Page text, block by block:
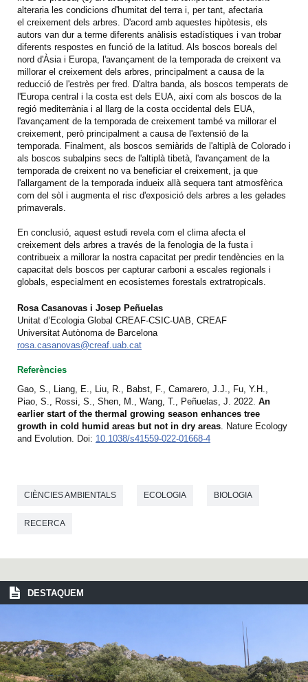
alteraria les condicions d'humitat del terra i, per tant, afectaria
el creixement dels arbres. D'acord amb aquestes hipòtesis, els
autors van dur a terme diferents anàlisis estadístiques i van trobar
diferents respostes en funció de la latitud. Als boscos boreals del
nord d'Àsia i Europa, l'avançament de la temporada de creixent va
millorar el creixement dels arbres, principalment a causa de la
reducció de l'estrès per fred. D'altra banda, als boscos temperats de
l'Europa central i la costa est dels EUA, així com als boscos de la
regió mediterrània i al llarg de la costa occidental dels EUA,
l'avançament de la temporada de creixement també va millorar el
creixement, però principalment a causa de l'extensió de la
temporada. Finalment, als boscos semiàrids de l'altiplà de Colorado i
als boscos subalpins secs de l'altiplà tibetà, l'avançament de la
temporada de creixent no va beneficiar el creixement, ja que
l'allargament de la temporada indueix allà sequera tant atmosfèrica
com del sòl i augmenta el risc d'exposició dels arbres a les gelades
primaverals.
En conclusió, aquest estudi revela com el clima afecta el
creixement dels arbres a través de la fenologia de la fusta i
contribueix a millorar la nostra capacitat per predir tendències en la
capacitat dels boscos per capturar carboni a escales regionals i
globals, especialment en ecosistemes forestals extratropicals.
Rosa Casanovas i Josep Peñuelas
Unitat d’Ecologia Global CREAF-CSIC-UAB, CREAF
Universitat Autònoma de Barcelona
rosa.casanovas@creaf.uab.cat
Referències
Gao, S., Liang, E., Liu, R., Babst, F., Camarero, J.J., Fu, Y.H.,
Piao, S., Rossi, S., Shen, M., Wang, T., Peñuelas, J. 2022. An
earlier start of the thermal growing season enhances tree
growth in cold humid areas but not in dry areas. Nature Ecology
and Evolution. Doi: 10.1038/s41559-022-01668-4
CIÈNCIES AMBIENTALS ECOLOGIA BIOLOGIA
RECERCA
DESTAQUEM